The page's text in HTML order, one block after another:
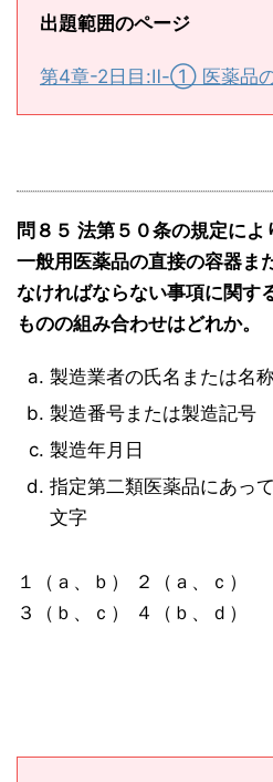
出題範囲のページ
第4章-2日目:Ⅱ-① 医薬品
問８５ 法第５０条の規定に
一般用医薬品の直接の容器ま
なければならない事項に関す
ものの組み合わせはどれか。
製造業者の氏名または名
製造番号または製造記号
製造年月日
指定第二類医薬品にあっ
文字
１（ａ、ｂ） ２（ａ、ｃ）
３（ｂ、ｃ） ４（ｂ、ｄ）